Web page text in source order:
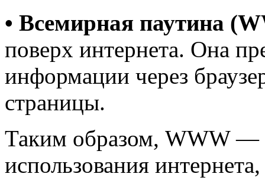
• Всемирная паутина
поверх интернета. Она
информации через
страницы.
Таким образом, WWW —
использования